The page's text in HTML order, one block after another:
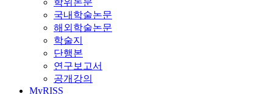
국내학술논문
해외학술논문
학술지
단행본
연구보고서
공개강의
MyRISS